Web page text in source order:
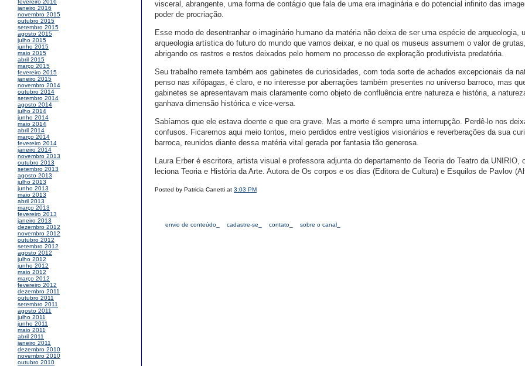
fevereiro 2016
janeiro 2016
novembro 2015
outubro 2015
setembro 2015
agosto 2015
julho 2015
junho 2015
maio 2015
abril 2015
março 2015
fevereiro 2015
janeiro 2015
novembro 2014
outubro 2014
setembro 2014
agosto 2014
julho 2014
junho 2014
maio 2014
abril 2014
março 2014
fevereiro 2014
janeiro 2014
novembro 2013
outubro 2013
setembro 2013
agosto 2013
julho 2013
junho 2013
maio 2013
abril 2013
março 2013
fevereiro 2013
janeiro 2013
dezembro 2012
novembro 2012
outubro 2012
setembro 2012
agosto 2012
julho 2012
junho 2012
maio 2012
março 2012
fevereiro 2012
dezembro 2011
outubro 2011
setembro 2011
agosto 2011
julho 2011
junho 2011
maio 2011
abril 2011
janeiro 2011
dezembro 2010
novembro 2010
outubro 2010
visceral, abrangente, uma forma de contágio que fala de uma era imaginária e do potencial infinito das
poder de procriação.
Esse modo de desentranhar o imaginário humano da matéria não deixa de ser uma espécie de arqueologia,
arqueologia artística do futuro do mundo que vamos deixar, e no qual os museus assumem o valor de grutas,
abrigando os rastros e restos deixados pelo homem no processo de exploração produtivista predatória.
Seu trabalho remete também aos gabinetes de curiosidades, com toda sorte de achados excepcionais da
penso nas xifópagas, é claro, e no interesse por aberrações também presentes no universo barroco, mas
gabinetes se apresentavam mais claramente como objeto de confluência entre natureza e história, a
ganhava dimensão histórica e vice-versa.
Sabíamos que ele estava doente e que era grave. Mas a morte é sempre uma interrupção. Perdê-lo nos
confusos. Ficaremos aqui meio tontos, meio perdidos entre vestígios visionários e reverberações da sua
barroca, reunidos diante dessa matéria vital gerada por fantasia tão generosa.
Laura Erber é escritora, artista visual e professora adjunta do departamento de Teoria do Teatro da UNIRIO,
leciona Teoria e História da Arte. Autora de Os corpos e os dias (Editora de Cultura) e Esquilos de Pavlov
Posted by Patricia Canetti at 3:03 PM
envio de conteúdo_ cadastre-se_ contato_ sobre o canal_